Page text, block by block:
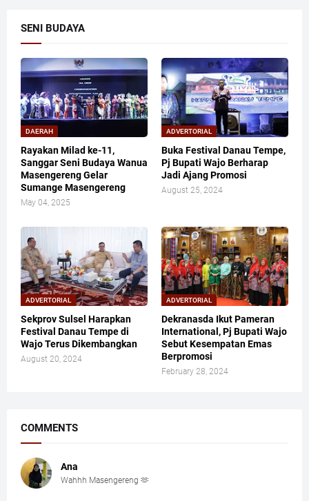
SENI BUDAYA
DAERAH
Rayakan Milad ke-11,
Sanggar Seni Budaya Wanua
Masengereng Gelar
Sumange Masengereng
May 04, 2025
ADVERTORIAL
Buka Festival Danau Tempe,
Pj Bupati Wajo Berharap
Jadi Ajang Promosi
August 25, 2024
ADVERTORIAL
Sekprov Sulsel Harapkan
Festival Danau Tempe di
Wajo Terus Dikembangkan
August 20, 2024
ADVERTORIAL
Dekranasda Ikut Pameran
International, Pj Bupati Wajo
Sebut Kesempatan Emas
Berpromosi
February 28, 2024
COMMENTS
Ana
Wahhh Masengereng 🫶